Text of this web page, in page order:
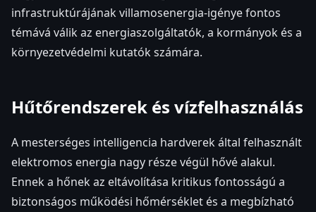
infrastruktúrájának villamosenergia-igénye fontos
témává válik az energiaszolgáltatók, a kormányok és a
környezetvédelmi kutatók számára.
Hűtőrendszerek és vízfelhasználás
A mesterséges intelligencia hardverek által felhasznált
elektromos energia nagy része végül hővé alakul.
Ennek a hőnek az eltávolítása kritikus fontosságú a
biztonságos működési hőmérséklet és a megbízható